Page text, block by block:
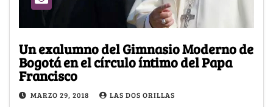
Un exalumno del Gimnasio Moderno de
Bogotá en el círculo íntimo del Papa
Francisco
MARZO 29, 2018 LAS DOS ORILLAS